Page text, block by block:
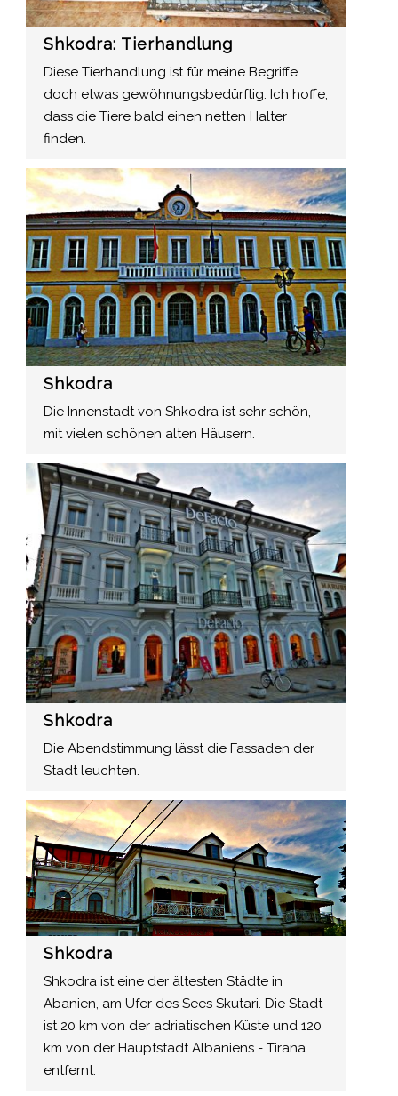
Shkodra: Tierhandlung
Diese Tierhandlung ist für meine Begriffe
doch etwas gewöhnungsbedürftig. Ich hoffe,
dass die Tiere bald einen netten Halter
finden.
Shkodra
Die Innenstadt von Shkodra ist sehr schön,
mit vielen schönen alten Häusern.
Shkodra
Die Abendstimmung lässt die Fassaden der
Stadt leuchten.
Shkodra
Shkodra ist eine der ältesten Städte in
Abanien, am Ufer des Sees Skutari. Die Stadt
ist 20 km von der adriatischen Küste und 120
km von der Hauptstadt Albaniens - Tirana
entfernt.